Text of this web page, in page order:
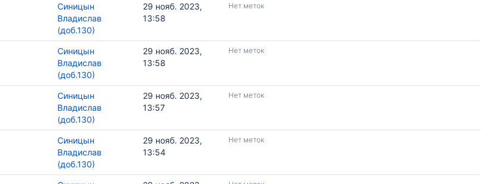
Синицын
Владислав
(доб.130)
29 нояб. 2023,
13:58
Нет меток
Синицын
Владислав
(доб.130)
29 нояб. 2023,
13:58
Нет меток
Синицын
Владислав
(доб.130)
29 нояб. 2023,
13:57
Нет меток
Синицын
Владислав
(доб.130)
29 нояб. 2023,
13:54
Нет меток